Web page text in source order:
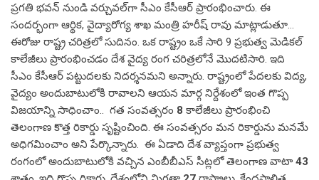
ప్రగతి భవన్ నుండి వర్చువల్‌గా సీఎం కేసీఆర్ ప్రారంభించారు. ఈ
సందర్భంగా ఆర్థిక, వైద్యారోగ్య శాఖ మంత్రి హరీష్ రావు మాట్లాడుతూ…
ఈరోజు రాష్ట్ర చరిత్రలో సుదినం. ఒక రాష్ట్రం ఒకే సారి 9 ప్రభుత్వ మెడికల్
కాలేజీలు ప్రారంభించడం దేశ వైద్య రంగ చరిత్రలోనే మొదటిసారి. ఇది
సీఎం కేసీఆర్ పట్టుదలకు నిదర్శనమని అన్నారు. రాష్ట్రంలో పేదలకు విద్య,
వైద్యం అందుబాటులోకి రావాలని ఆయన మార్గ నిర్దేశంలో ఇంత గొప్ప
విజయాన్ని సాధించాం.. గత సంవత్సరం 8 కాలేజీలు ప్రారంభించి
తెలంగాణ కొత్త రికార్డు సృష్టించింది. ఈ సంవత్సరం మన రికార్డును మనమే
అధిగమించాం అని పేర్కొన్నారు. ఈ ఏడాది దేశ వ్యాప్తంగా ప్రభుత్వ
రంగంలో అందుబాటులోకి వచ్చిన ఎంబీబీఎస్ సీట్లలో తెలంగాణ వాటా 43